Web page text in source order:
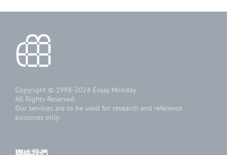
Copyright © 1998-2024 Essay Monday
All Rights Reserved.
Our services are to be used for research and reference
purposes only.
聯絡我們